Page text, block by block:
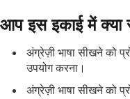
आप इस इकाई में
अंग्रेज़ी भाषा सीखने को
उपयोग करना।
अंग्रेज़ी भाषा सीखने को